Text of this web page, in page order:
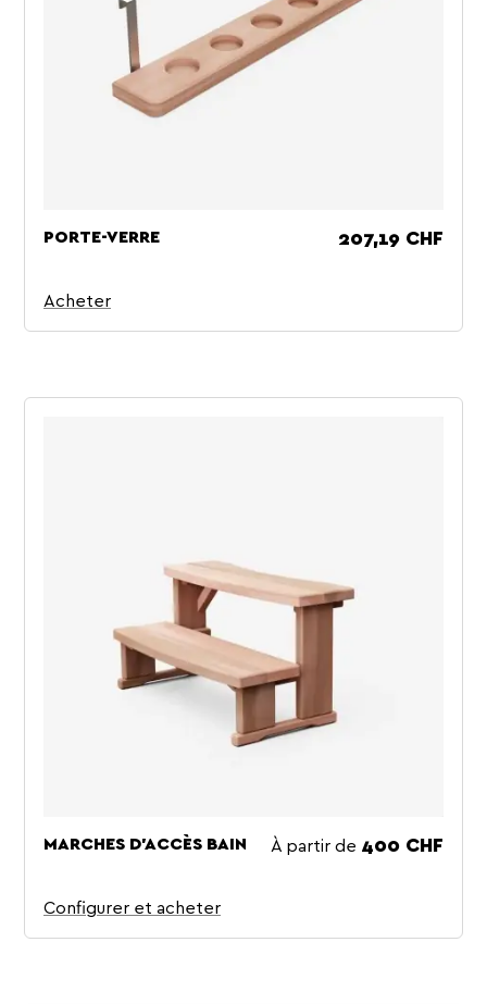
PORTE-VERRE Prix
207,19 CHF
Acheter
MARCHES D'ACCÈS BAIN Prix
À partir de 400 CHF
Configurer et acheter